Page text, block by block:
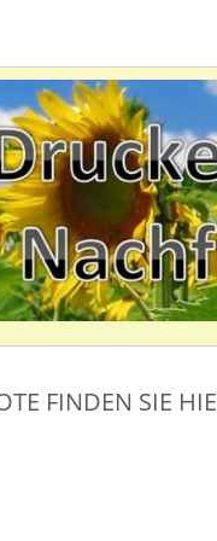
FINDEN SIE